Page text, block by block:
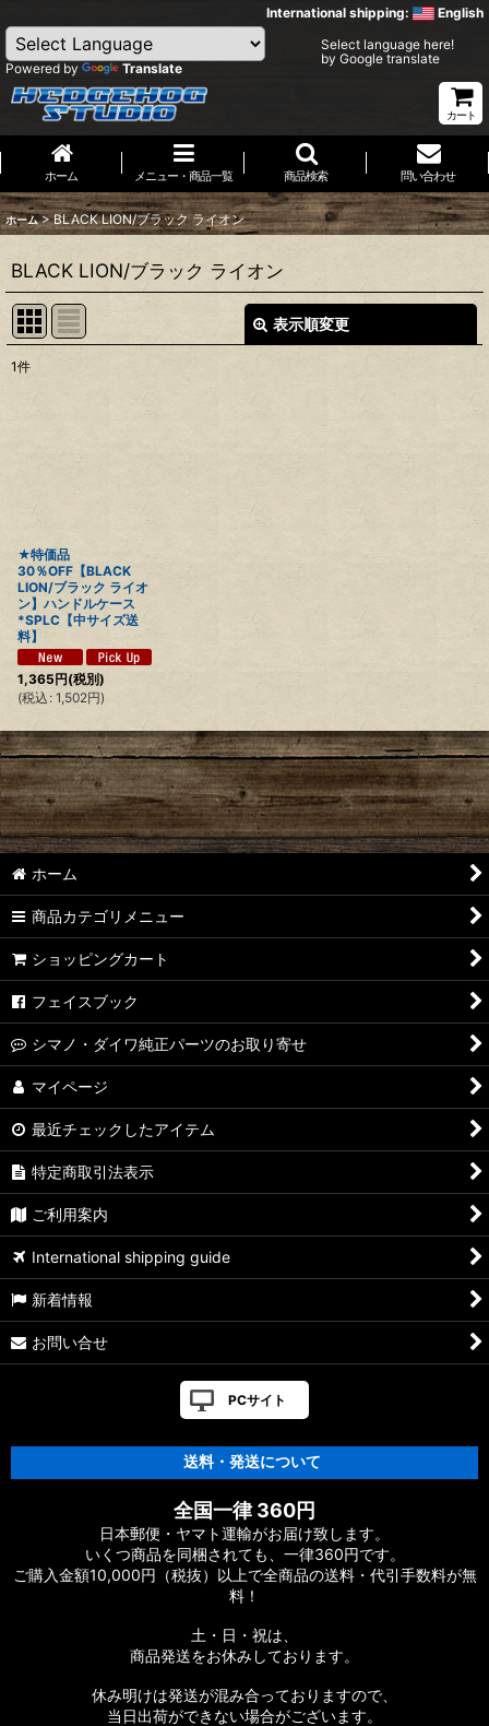
International shipping: English
Powered by Translate
Select language here!
by Google translate
カート
ホーム メニュー・商品一覧 商品検索 問い合わせ
ホーム > BLACK LION/ブラック ライオン
BLACK LION/ブラック ライオン
表示順変更
1件
★特価品
30％OFF【BLACK
LION/ブラック ライオ
ン】ハンドルケース
*SPLC【中サイズ送
料】
1,365円(税別)
(税込 : 1,502円)
ホーム
商品カテゴリメニュー
ショッピングカート
フェイスブック
シマノ・ダイワ純正パーツのお取り寄せ
マイページ
最近チェックしたアイテム
特定商取引法表示
ご利用案内
International shipping guide
新着情報
お問い合せ
PCサイト
送料・発送について
全国一律 360円
日本郵便・ヤマト運輸がお届け致します。
いくつ商品を同梱されても、一律360円です。
ご購入金額10,000円（税抜）以上で全商品の送料・代引手数料が無
料！
土・日・祝は、
商品発送をお休みしております。
休み明けは発送が混み合っておりますので、
当日出荷ができない場合がございます。